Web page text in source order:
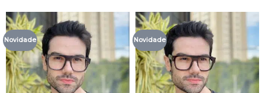
Novidade Novidade